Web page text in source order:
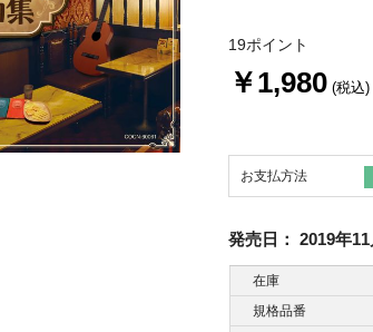
19ポイント
￥1,980 (税込)
お支払方法
発売日： 2019年11
在庫
規格品番